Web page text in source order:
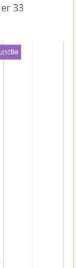
33